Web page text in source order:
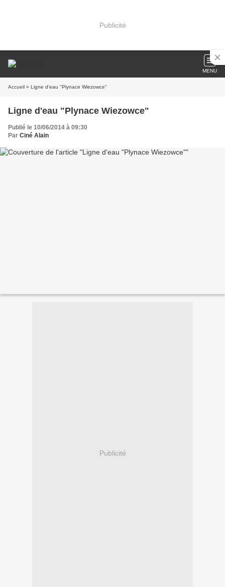
Publicité
MENU
Accueil » Ligne d'eau "Plynace Wiezowce"
Ligne d'eau "Plynace Wiezowce"
Publié le 10/06/2014 à 09:30
Par Ciné Alain
Publicité